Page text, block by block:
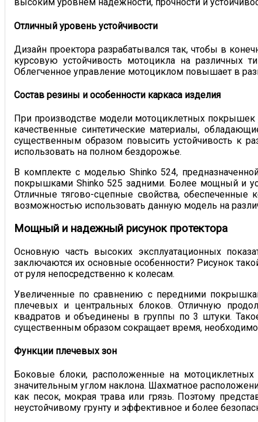
Отличный уровень устойчивости
Дизайн проектора разрабатывался так, чтобы в
курсовую устойчивость мотоцикла на различных
Облегченное управление мотоциклом повышает в
Состав резины и особенности каркаса изделия
При производстве модели мотоциклетных покрышек
качественные синтетические материалы,
существенным образом повысить устойчивость к
использовать на полном бездорожье.
В комплекте с моделью Shinko 524,
покрышками Shinko 525 задними. Более мощный и
Отличные тягово-сцепные свойства,
возможностью использовать данную модель на
Мощный и надежный рисунок протектора
Основную часть высоких эксплуатационных
заключаются их основные особенности? Рисунок
от руля непосредственно к колесам.
Увеличенные по сравнению с передними
плечевых и центральных блоков. Отличную
квадратов и объединены в группы по 3 штуки.
существенным образом сокращает время,
Функции плечевых зон
Боковые блоки, расположенные на
значительным углом наклона. Шахматное
как песок, мокрая трава или грязь. Поэтому
неустойчивому грунту и эффективное и более